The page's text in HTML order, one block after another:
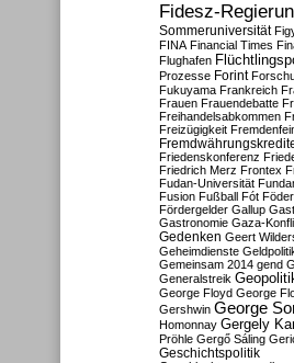
Fidesz-
Sommeruniversität
FINA Financial Times
Flughafen
Prozesse Forint
Fukuyama Frankreich
Frauen Frauendebatte
Freihandelsabkommen
Freizügigkeit
Friedenskonferenz
Friedrich Merz Frontex
Fudan-Universität
Fusion Fußball Fót
Fördergelder Gallup
Gastronomie Gaza-
Gedenken Geert
Geheimdienste
Gemeinsam 2014 gend
Generalstreik
George Floyd George
Gershwin George
Homonnay Gergely
Pröhle Gergő Sáling
Geschichtspolitik